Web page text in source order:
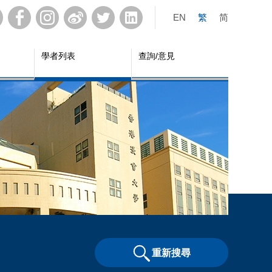
EN 繁 简
學者列表 查詢/意見
重新搜尋